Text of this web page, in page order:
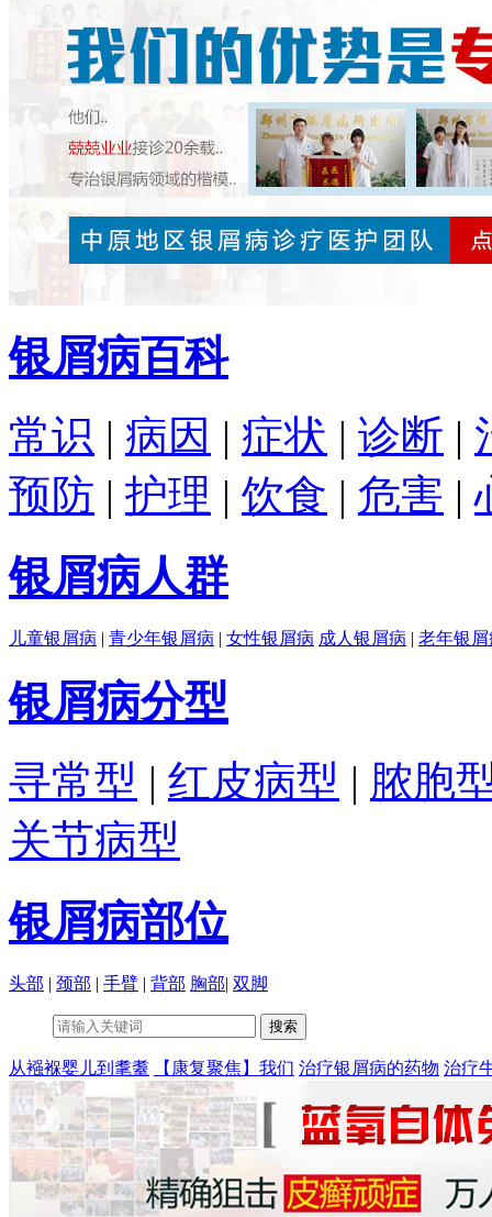
银屑病百科
常识 | 病因 | 症状 | 诊断 |
预防 | 护理 | 饮食 | 危害 |
银屑病人群
儿童银屑病 | 青少年银屑病 | 女性银屑病 成人银屑病 | 老年银屑
银屑病分型
寻常型 | 红皮病型 | 脓胞
关节病型
银屑病部位
头部 | 颈部 | 手臂 | 背部 胸部| 双脚
从襁褓婴儿到耄耋 【康复聚焦】我们 治疗银屑病的药物 治疗